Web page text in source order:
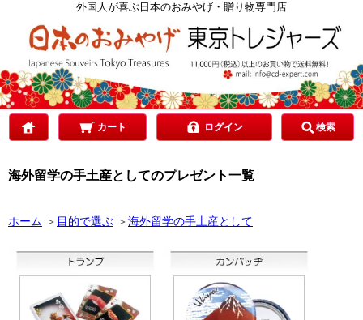
外国人が喜ぶ日本のおみやげ・贈り物専門店
カート ログイン 検索
海外留学の手土産としてのプレゼント一覧
ホーム ＞ 目的で選ぶ ＞海外留学の手土産として
ご予算で選ぶ
贈り先で選ぶ
目的で選ぶ